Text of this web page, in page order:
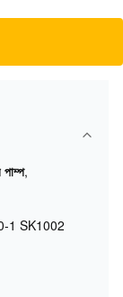
,
1 SK1002